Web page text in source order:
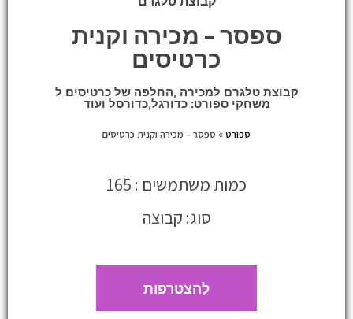
ספסר – מכירה וקנית
כרטיסים
קבוצת טלגרם למכירה ,החלפה של כרטיסים ל
משחקי ספורט: כדורגל,כדורסל ועוד
ספורט » ספסר – מכירה וקנית כרטיסים
כמות משתמשים : 165
סוג: קבוצה
להצטרפות